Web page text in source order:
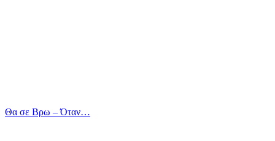
Θα σε Βρω – Όταν…